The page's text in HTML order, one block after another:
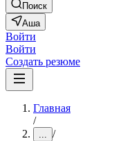
Поиск
Аша
Войти
Войти
Создать резюме
Главная
/
... /